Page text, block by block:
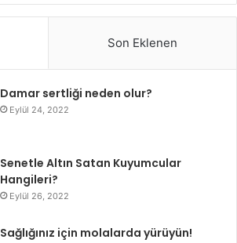
Son Eklenen
Damar sertliği neden olur?
Eylül 24, 2022
Senetle Altın Satan Kuyumcular
Hangileri?
Eylül 26, 2022
Sağlığınız için molalarda yürüyün!